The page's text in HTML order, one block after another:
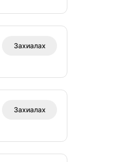
Захиалах
Захиалах